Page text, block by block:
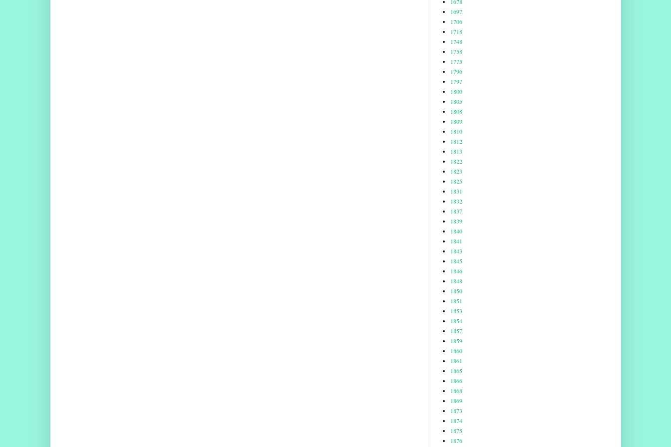
1697
1706
1718
1748
1758
1775
1796
1797
1800
1805
1808
1809
1810
1812
1813
1822
1823
1825
1831
1832
1837
1839
1840
1841
1843
1845
1846
1848
1850
1851
1853
1854
1857
1859
1860
1861
1865
1866
1868
1869
1873
1874
1875
1876